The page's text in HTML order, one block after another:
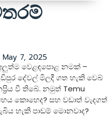
May 7, 2025
වෙළඳපොළ නමක් –
දේවල් මිලදී ගත හැකි වෙබ්
වී තිබේ. නමුත් Temu
කොහෙද? සහ වඩාත් වැදගත්
හැකි පාඩම් මොනවාද?